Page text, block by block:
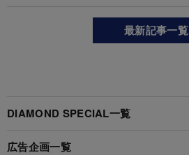
最新記事一覧
DIAMOND SPECIAL一覧
広告企画一覧